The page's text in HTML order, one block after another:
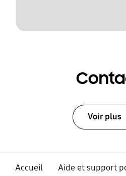
Voir plus
Accueil
Aide et support